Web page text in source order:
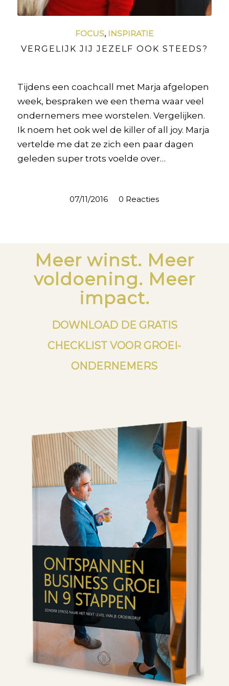
FOCUS, INSPIRATIE
VERGELIJK JIJ JEZELF OOK STEEDS?
Tijdens een coachcall met Marja afgelopen
week, bespraken we een thema waar veel
ondernemers mee worstelen. Vergelijken.
Ik noem het ook wel de killer of all joy. Marja
vertelde me dat ze zich een paar dagen
geleden super trots voelde over…
07/11/2016
/ 0 Reacties
Meer winst. Meer
voldoening. Meer
impact.
DOWNLOAD DE GRATIS
CHECKLIST VOOR GROEI-
ONDERNEMERS